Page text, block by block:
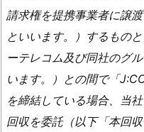
請求権を提携事業者に譲
といいます。）するもの
ーテレコム及び同社のグ
います。）との間で「
を締結している場合、当
回収を委託（以下「本回